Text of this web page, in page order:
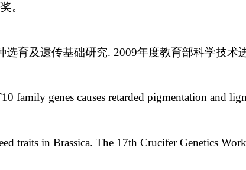
。
选育及遗传基础研究. 2009年度教育部科学技术
genes causes retarded pigmentation and
traits in Brassica. The 17th Crucifer Genetics